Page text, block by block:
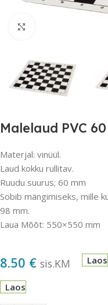
Malelaud PVC
Materjal: vinüül.
Laud kokku rullitav.
Ruudu suurus; 60 mm
Sobib mängimiseks, mille
98 mm.
Laua Mõõt: 550×550 mm
8.50 € sis.KM Laos
Laos